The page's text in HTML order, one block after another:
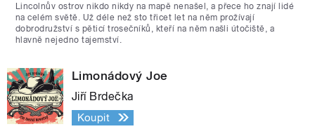
Lincolnův ostrov nikdo nikdy na mapě nenašel, a přece ho znají lidé
na celém světě. Už déle než sto třicet let na něm prožívají
dobrodružství s pěticí trosečníků, kteří na něm našli útočiště, a
hlavně nejedno tajemství.
Limonádový Joe
Jiří Brdečka
Koupit